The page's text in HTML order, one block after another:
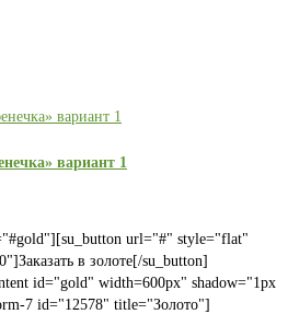
вариант 1
url="#" style="flat"
в золоте[/su_button]
id="gold" width=600px" shadow="1px
7 id="12578" title="Золото"]